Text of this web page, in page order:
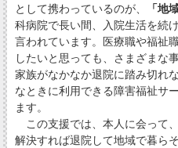
として携わっているのが、
「地
科病院で長い間、入院生活を続
言われています。医療職や福祉
したいと思っても、さまざまな
家族がなかなか退院に踏み切れ
なときに利用できる障害福祉サ
ます。
この支援では、本人に会って
解決すれば退院して地域で暮ら